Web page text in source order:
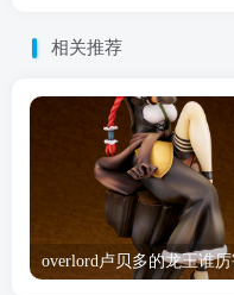
相关推荐